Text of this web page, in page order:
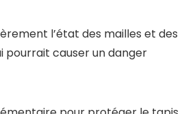
l’état des mailles et des
pourrait causer un danger